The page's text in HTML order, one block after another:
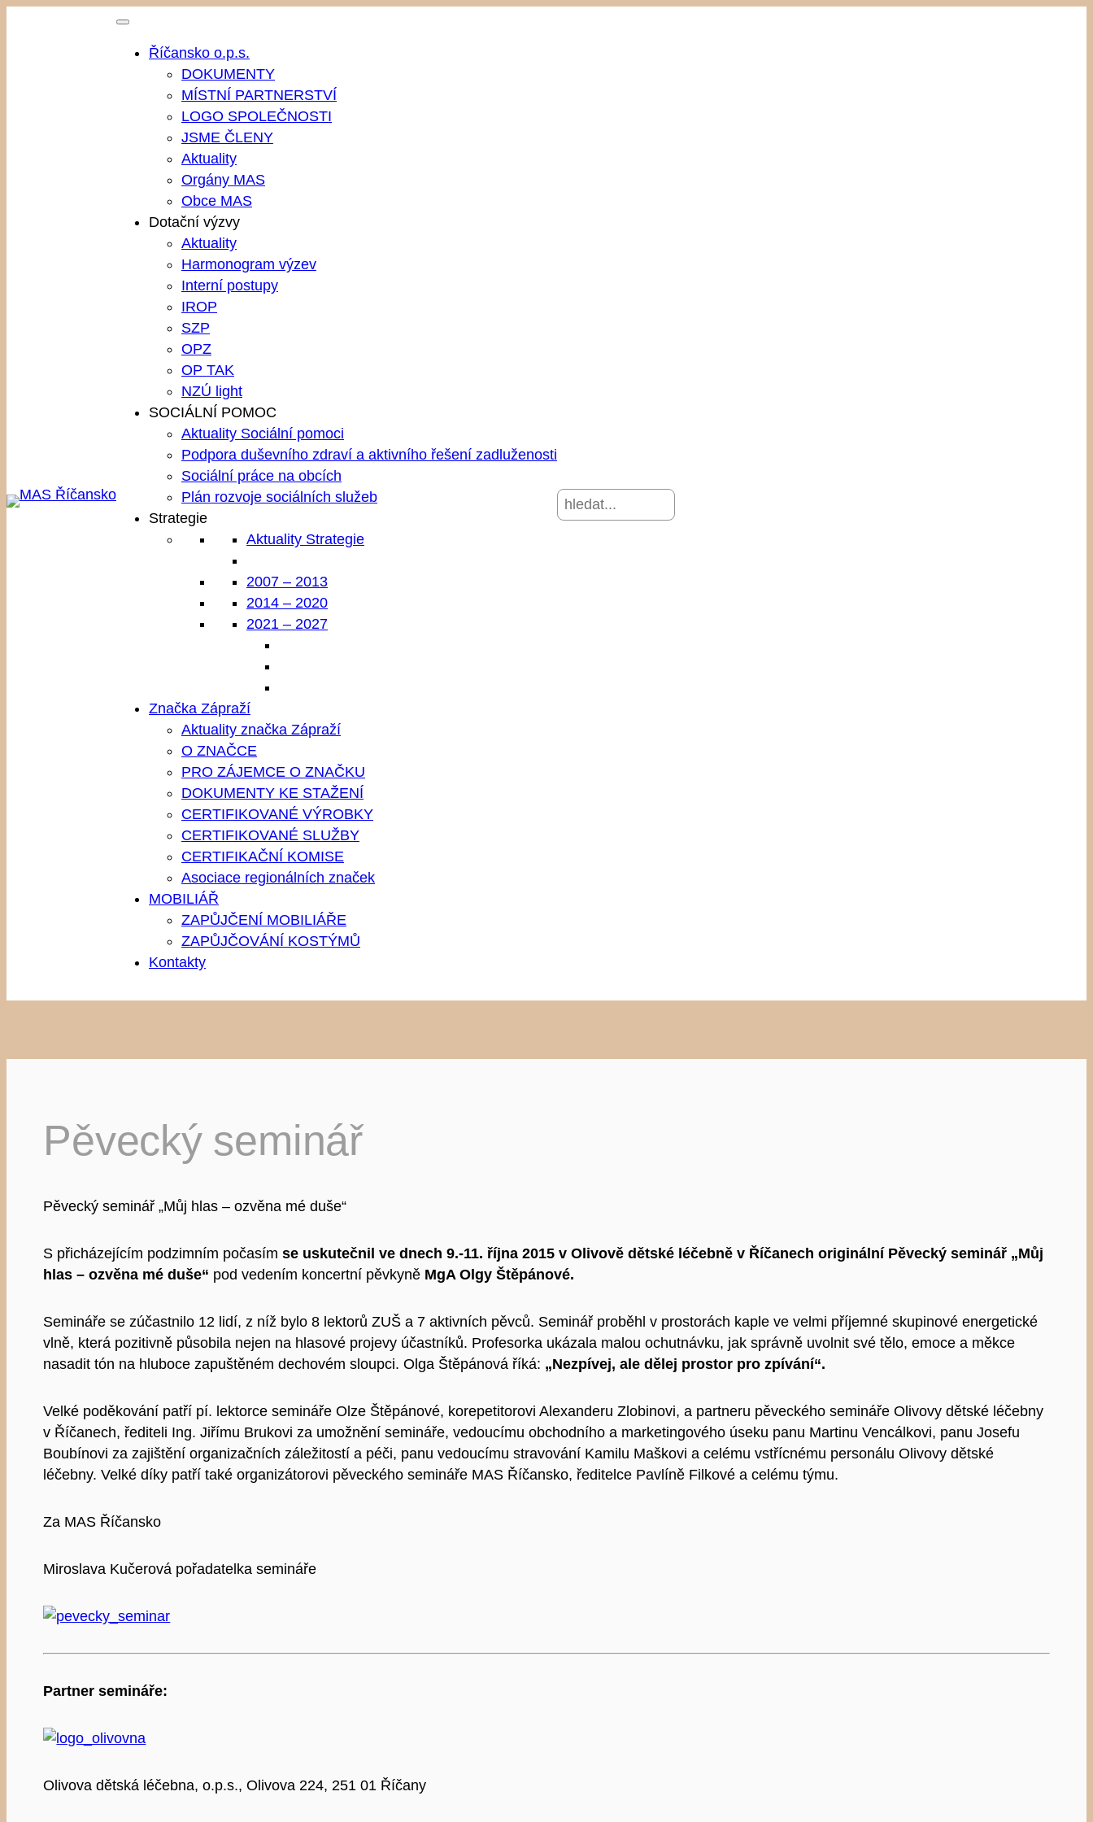
Říčansko o.p.s.
DOKUMENTY
MÍSTNÍ PARTNERSTVÍ
LOGO SPOLEČNOSTI
JSME ČLENY
Aktuality
Orgány MAS
Obce MAS
Dotační výzvy
Aktuality
Harmonogram výzev
Interní postupy
IROP
SZP
OPZ
OP TAK
NZÚ light
SOCIÁLNÍ POMOC
Aktuality Sociální pomoci
Podpora duševního zdraví a aktivního řešení zadluženosti
Sociální práce na obcích
Plán rozvoje sociálních služeb
Strategie
Aktuality Strategie
2007 – 2013
2014 – 2020
2021 – 2027
Značka Zápraží
Aktuality značka Zápraží
O ZNAČCE
PRO ZÁJEMCE O ZNAČKU
DOKUMENTY KE STAŽENÍ
CERTIFIKOVANÉ VÝROBKY
CERTIFIKOVANÉ SLUŽBY
CERTIFIKAČNÍ KOMISE
Asociace regionálních značek
MOBILIÁŘ
ZAPŮJČENÍ MOBILIÁŘE
ZAPŮJČOVÁNÍ KOSTÝMŮ
Kontakty
Hledat
Pěvecký seminář
Pěvecký seminář „Můj hlas – ozvěna mé duše“
S přicházejícím podzimním počasímse uskutečnil ve dnech 9.-11. října 2015 v Olivově dětské léčebně v Říčanech originální Pěvecký seminář „Můj
hlas – ozvěna mé duše“ pod vedením koncertní pěvkyně MgA Olgy Štěpánové.
Semináře se zúčastnilo 12 lidí, z níž bylo 8 lektorů ZUŠ a 7 aktivních pěvců. Seminář proběhl v prostorách kaple ve velmi příjemné skupinové energetické
vlně, která pozitivně působila nejen na hlasové projevy účastníků. Profesorka ukázala malou ochutnávku, jak správně uvolnit své tělo, emoce a měkce
nasadit tón na hluboce zapuštěném dechovém sloupci. Olga Štěpánová říká: „Nezpívej, ale dělej prostor pro zpívání“.
Velké poděkování patří pí. lektorce semináře Olze Štěpánové, korepetitorovi Alexanderu Zlobinovi, a partneru pěveckého semináře Olivovy dětské léčebny
v Říčanech, řediteli Ing. Jiřímu Brukovi za umožnění semináře, vedoucímu obchodního a marketingového úseku panu Martinu Vencálkovi, panu Josefu
Boubínovi za zajištění organizačních záležitostí a péči, panu vedoucímu stravování Kamilu Maškovi a celému vstřícnému personálu Olivovy dětské
léčebny. Velké díky patří také organizátorovi pěveckého semináře MAS Říčansko, ředitelce Pavlíně Filkové a celému týmu.
Za MAS Říčansko
Miroslava Kučerová pořadatelka semináře
Partner semináře:
Olivova dětská léčebna, o.p.s., Olivova 224, 251 01 Říčany